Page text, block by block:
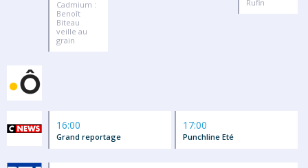
Cadmium :
Benoît
Biteau
veille au
grain
Rufin
16:00
Grand reportage
17:00
Punchline Eté